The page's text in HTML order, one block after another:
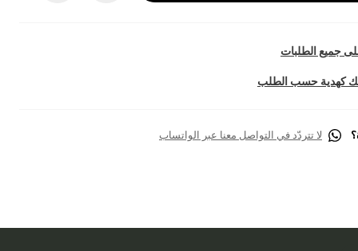
جميع الطلبات
كهدية حسب الطلب
لا تتردّد في التواصل معنا عبر الواتساب